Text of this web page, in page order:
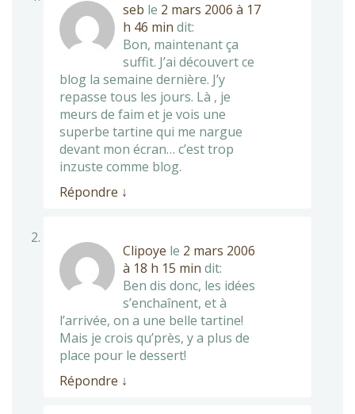
seb le 2 mars 2006 à 17
h 46 min dit:
Bon, maintenant ça
suffit. J’ai découvert ce
blog la semaine dernière. J’y
repasse tous les jours. Là , je
meurs de faim et je vois une
superbe tartine qui me nargue
devant mon écran… c’est trop
inzuste comme blog.
Répondre ↓
Clipoye le 2 mars 2006
à 18 h 15 min dit:
Ben dis donc, les idées
s’enchaînent, et à
l’arrivée, on a une belle tartine!
Mais je crois qu’près, y a plus de
place pour le dessert!
Répondre ↓